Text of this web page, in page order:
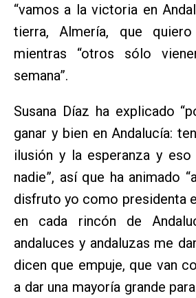
“vamos a la victoria en
tierra, Almería, que
mientras “otros sólo
semana”.
Susana Díaz ha explicado
ganar y bien en Andalucía:
ilusión y la esperanza y
nadie”, así que ha animado
disfruto yo como presidenta
en cada rincón de
andaluces y andaluzas me
dicen que empuje, que van
a dar una mayoría grande